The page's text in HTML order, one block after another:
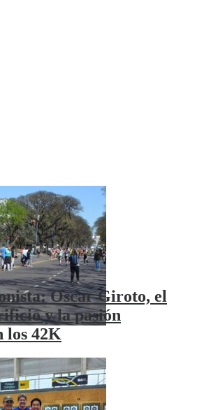
Oscar Giroto, el
y la pasión
los 42K